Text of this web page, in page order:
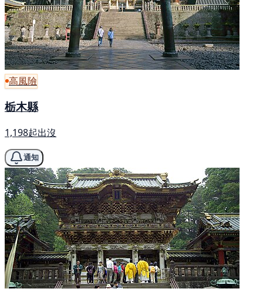
高風險
栃木縣
1,198起出沒
通知